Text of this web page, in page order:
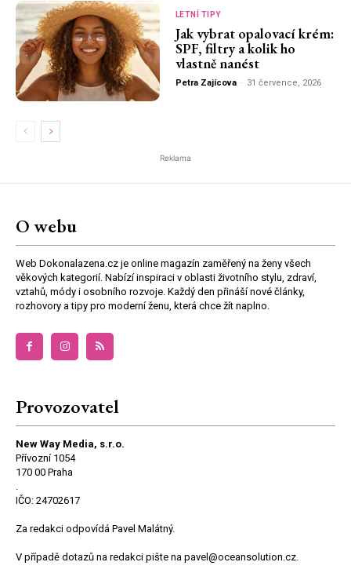
LETNÍ TIPY
Jak vybrat opalovací krém:
SPF, filtry a kolik ho
vlastně nanést
Petra Zajícova - 31 července, 2026
Reklama
O webu
Web Dokonalazena.cz je online magazín zaměřený na ženy všech
věkových kategorií. Nabízí inspiraci v oblasti životního stylu, zdraví,
vztahů, módy i osobního rozvoje. Každý den přináší nové články,
rozhovory a tipy pro moderní ženu, která chce žít naplno.
Provozovatel
New Way Media, s.r.o.
Přívozní 1054
170 00 Praha
.
IČO: 24702617
Za redakci odpovídá Pavel Malátný.
V případě dotazů na redakci pište na pavel@oceansolution.cz.